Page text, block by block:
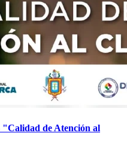
de Atención al